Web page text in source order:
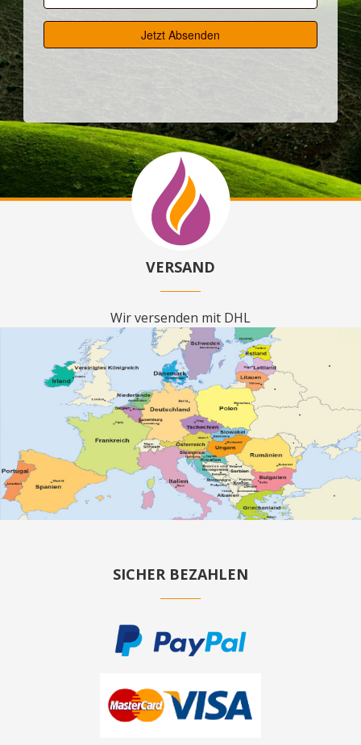
VERSAND
Wir versenden mit DHL
SICHER BEZAHLEN